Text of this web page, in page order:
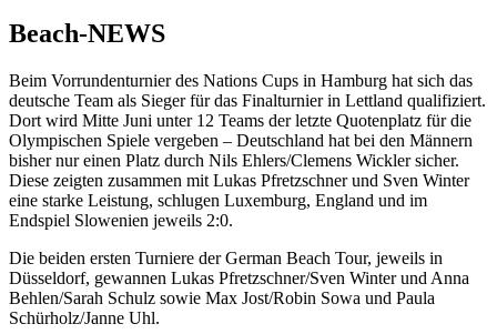
Beach-NEWS
Beim Vorrundenturnier des Nations Cups in Hamburg hat sich das
deutsche Team als Sieger für das Finalturnier in Lettland qualifiziert.
Dort wird Mitte Juni unter 12 Teams der letzte Quotenplatz für die
Olympischen Spiele vergeben – Deutschland hat bei den Männern
bisher nur einen Platz durch Nils Ehlers/Clemens Wickler sicher.
Diese zeigten zusammen mit Lukas Pfretzschner und Sven Winter
eine starke Leistung, schlugen Luxemburg, England und im
Endspiel Slowenien jeweils 2:0.
Die beiden ersten Turniere der German Beach Tour, jeweils in
Düsseldorf, gewannen Lukas Pfretzschner/Sven Winter und Anna
Behlen/Sarah Schulz sowie Max Jost/Robin Sowa und Paula
Schürholz/Janne Uhl.